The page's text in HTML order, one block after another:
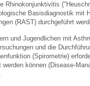
Rhinokonjunktivitis
Basisdiagnostik mit
(RAST) durchgeführt
und Jugendlichen mit
und die
(Spirometrie)
können (Disease-